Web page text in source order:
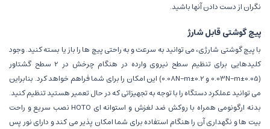
نگران از دست دادن آنها باشید.
پیچ گوشتی قابل شارژ
با پیچ گوشتی شارژی، می توانید به سرعت و به راحتی پیچ ها را باز یا بسته کنید. وجود
کلیدهایی برای تنظیم سطح نیروی وارده در هنگام چرخش در 2 سطح گشتاور
(0.05±0.03N-m و 0.2±0.08N-m) این امکان را برای شما فراهم خواهد کرد. بنابراین
می توانید عملکرد دستگاه را با توجه به تجهیزاتی که در حال تعمیر هستید تنظیم کنید.
بدنه ارگونومی همراه با روکش ضد لغزش و استوانه ای HOTO نصب سریع و راحت
بیت ها و نگهداری آن را هنگام استفاده برای شما امکان پذیر می کند و دارای نور پس